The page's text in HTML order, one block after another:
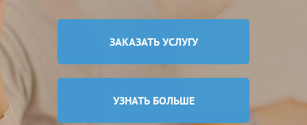
ЗАКАЗАТЬ УСЛУГУ
УЗНАТЬ БОЛЬШЕ